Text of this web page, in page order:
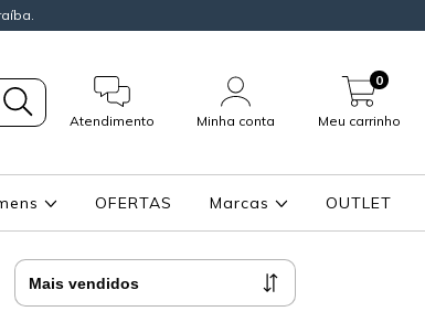
Atendimento Minha conta Meu carrinho
0
OFERTAS Marcas OUTLET